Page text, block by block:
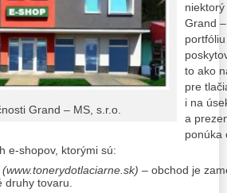
Grand – MS, s.r.o.
Grand
to ako
pre
i na
a
ponúka
e-shopov, ktorými sú:
(www.tonerydotlaciarne.sk) – obchod je
druhy tovaru.